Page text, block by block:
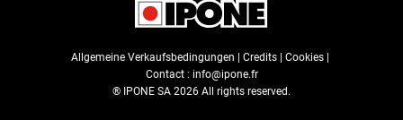
Allgemeine Verkaufsbedingungen Credits Cookies
Contact : info@ipone.fr
® IPONE SA 2026 All rights reserved.